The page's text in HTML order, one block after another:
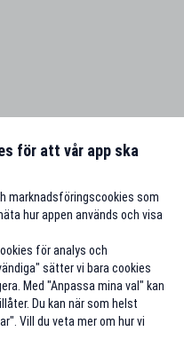
för att vår app ska
marknadsföringscookies som
hur appen används och visa
för analys och
sätter vi bara cookies
Med "Anpassa mina val" kan
Du kan när som helst
Vill du veta mer om hur vi